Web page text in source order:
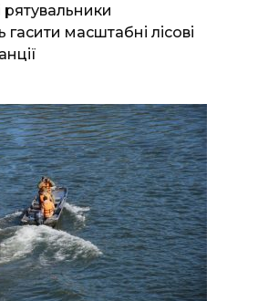
рятувальники
масштабні лісові